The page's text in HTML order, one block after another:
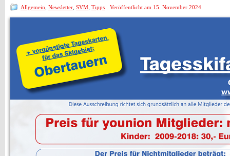
Allgemein Newsletter SVM Tipps Veröffentlicht am 15. November 2024